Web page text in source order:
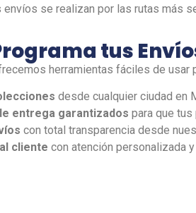
envíos se realizan por las rutas más
tus
herramientas fáciles de usar
desde cualquier ciudad en
entrega garantizados para que tus
con total transparencia desde
cliente con atención personalizada